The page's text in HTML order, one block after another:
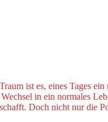
ist es, eines Tages
in ein normales
Doch nicht nur die